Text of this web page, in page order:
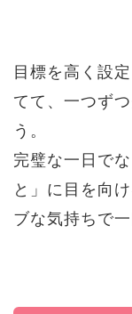
目標を高く設
てて、一つず
う。
完璧な一日で
と」に目を向
ブな気持ちで